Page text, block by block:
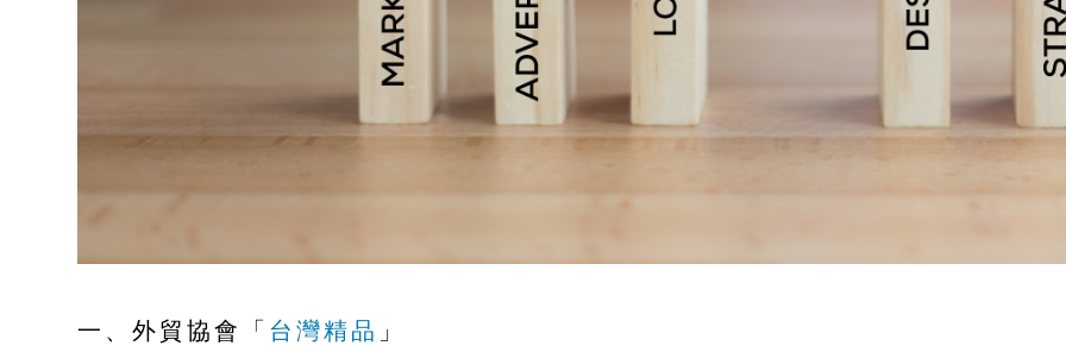
一、外貿協會「 台灣精品 」